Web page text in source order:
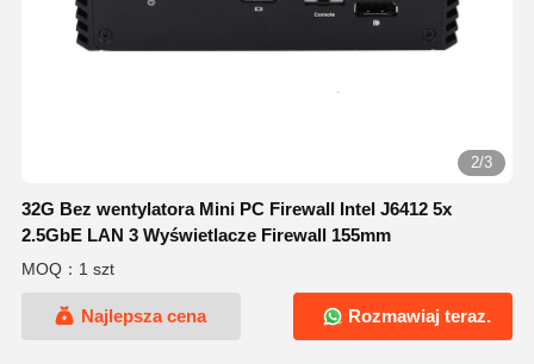
2/3
32G Bez wentylatora Mini PC Firewall Intel J6412 5x
2.5GbE LAN 3 Wyświetlacze Firewall 155mm
MOQ：1 szt
Najlepsza cena Rozmawiaj teraz.